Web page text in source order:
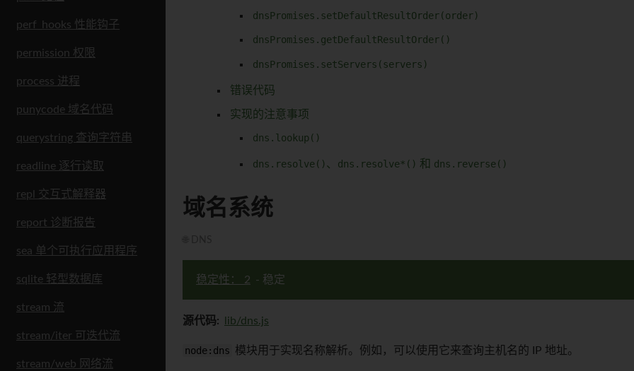
perf_hooks 性能钩子
permission 权限
process 进程
punycode 域名代码
querystring 查询字符串
readline 逐行读取
repl 交互式解释器
report 诊断报告
sea 单个可执行应用程序
sqlite 轻型数据库
stream 流
stream/iter 可迭代流
stream/web 网络流
dnsPromises.setDefaultResultOrder(order)
dnsPromises.getDefaultResultOrder()
dnsPromises.setServers(servers)
错误代码
实现的注意事项
dns.lookup()
dns.resolve() 、 dns.resolve*() 和 dns.reverse()
域名系统
稳定性： 2 - 稳定
源代码: lib/dns.js
node:dns 模块用于实现名称解析。例如，可以使用它来查询主机名的 IP 地址。